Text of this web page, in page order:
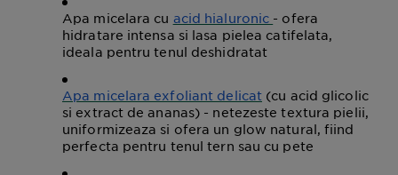
Apa micelara cu acid hialuronic - ofera
hidratare intensa si lasa pielea catifelata,
ideala pentru tenul deshidratat
Apa micelara exfoliant delicat (cu acid glicolic
si extract de ananas) - netezeste textura pielii,
uniformizeaza si ofera un glow natural, fiind
perfecta pentru tenul tern sau cu pete